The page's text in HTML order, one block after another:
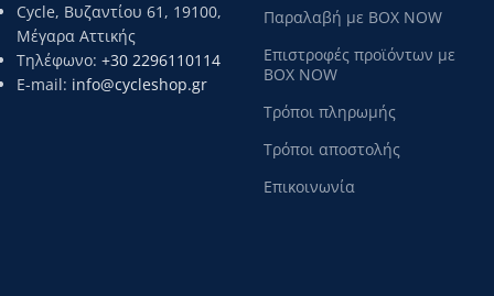
Cycle, Βυζαντίου 61, 19100,
Μέγαρα Αττικής
Τηλέφωνο: +30 2296110114
E-mail: info@cycleshop.gr
Παραλαβή με BOX NOW
Επιστροφές προϊόντων με
BOX NOW
Τρόποι πληρωμής
Τρόποι αποστολής
Επικοινωνία